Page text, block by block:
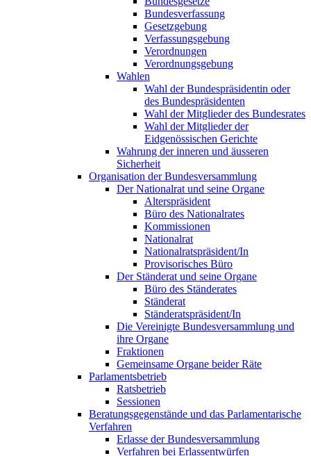
Bundesverfassung
Gesetzgebung
Verfassungsgebung
Verordnungen
Verordnungsgebung
Wahlen
Wahl der Bundespräsidentin oder
des Bundespräsidenten
Wahl der Mitglieder des Bundesrates
Wahl der Mitglieder der
Eidgenössischen Gerichte
Wahrung der inneren und äusseren
Sicherheit
Organisation der Bundesversammlung
Der Nationalrat und seine Organe
Alterspräsident
Büro des Nationalrates
Kommissionen
Nationalrat
Nationalratspräsident/In
Provisorisches Büro
Der Ständerat und seine Organe
Büro des Ständerates
Ständerat
Ständeratspräsident/In
Die Vereinigte Bundesversammlung und
ihre Organe
Fraktionen
Gemeinsame Organe beider Räte
Parlamentsbetrieb
Ratsbetrieb
Sessionen
Beratungsgegenstände und das Parlamentarische
Verfahren
Erlasse der Bundesversammlung
Verfahren bei Erlassentwürfen